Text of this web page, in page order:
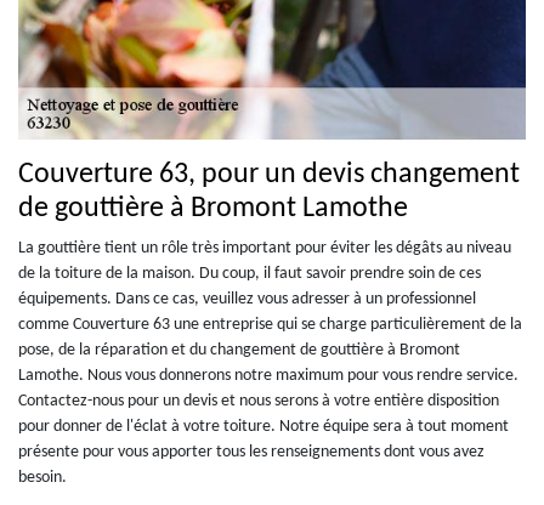
Couverture 63, pour un devis changement
de gouttière à Bromont Lamothe
La gouttière tient un rôle très important pour éviter les dégâts au niveau
de la toiture de la maison. Du coup, il faut savoir prendre soin de ces
équipements. Dans ce cas, veuillez vous adresser à un professionnel
comme Couverture 63 une entreprise qui se charge particulièrement de la
pose, de la réparation et du changement de gouttière à Bromont
Lamothe. Nous vous donnerons notre maximum pour vous rendre service.
Contactez-nous pour un devis et nous serons à votre entière disposition
pour donner de l'éclat à votre toiture. Notre équipe sera à tout moment
présente pour vous apporter tous les renseignements dont vous avez
besoin.